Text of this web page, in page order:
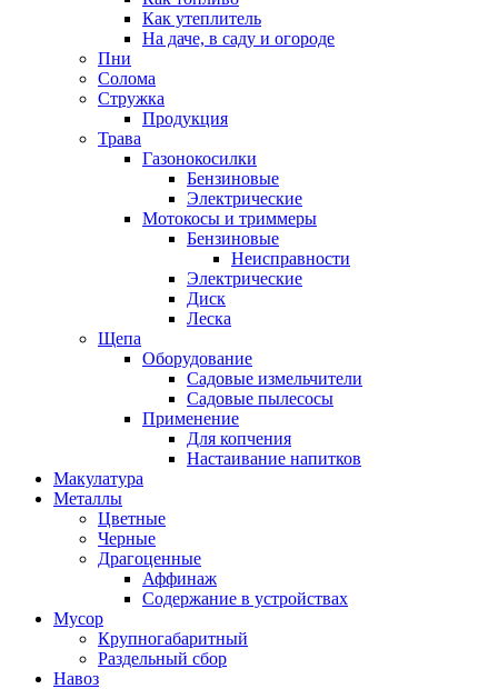
Как утеплитель
На даче, в саду и огороде
Пни
Солома
Стружка
Продукция
Трава
Газонокосилки
Бензиновые
Электрические
Мотокосы и триммеры
Бензиновые
Неисправности
Электрические
Диск
Леска
Щепа
Оборудование
Садовые измельчители
Садовые пылесосы
Применение
Для копчения
Настаивание напитков
Макулатура
Металлы
Цветные
Черные
Драгоценные
Аффинаж
Содержание в устройствах
Мусор
Крупногабаритный
Раздельный сбор
Навоз